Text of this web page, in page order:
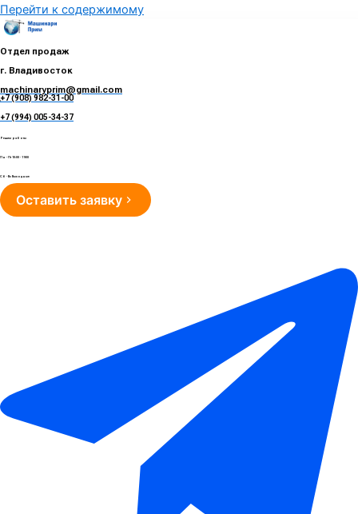
Перейти к содержимому
Отдел продаж
г. Владивосток
machinaryprim@gmail.com
+7 (908) 982-31-00
+7 (994) 005-34-37
Режим работы
Пн - Пт 10:00 - 19:00
Сб - Вс Выходные
Оставить заявку